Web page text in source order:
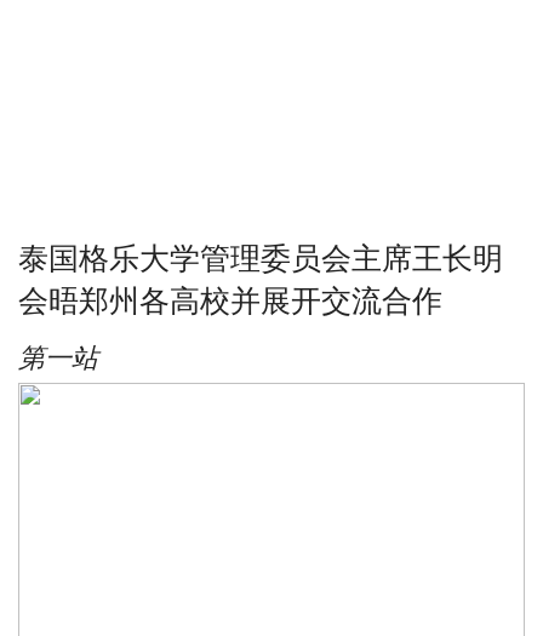
泰国格乐大学管理委员会主席王长明
会晤郑州各高校并展开交流合作
第一站